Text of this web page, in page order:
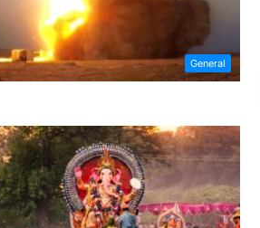
General